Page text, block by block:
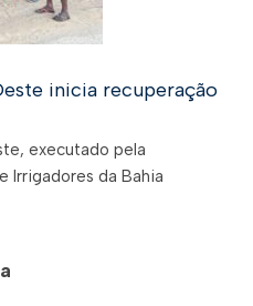
inicia recuperação
executado pela
Irrigadores da Bahia